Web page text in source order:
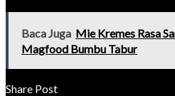
Baca Juga Mie Kremes Rasa
Magfood Bumbu Tabur
Share Post